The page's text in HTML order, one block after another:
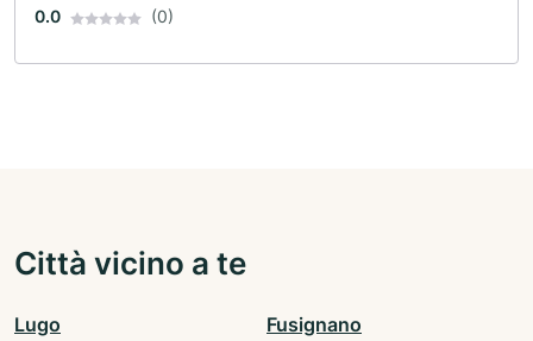
0.0 (0)
Città vicino a te
Lugo Fusignano